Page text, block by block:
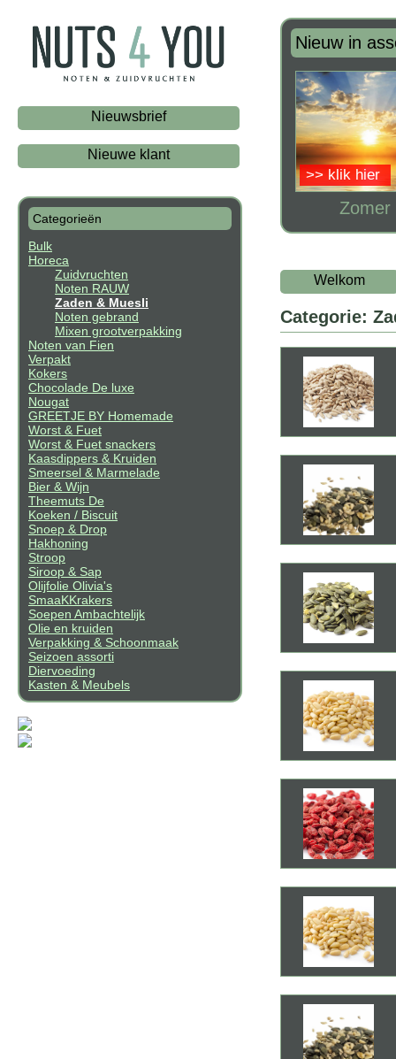
Nieuwsbrief
Nieuwe klant
Categorieën
Bulk
Horeca
Zuidvruchten
Noten RAUW
Zaden & Muesli
Noten gebrand
Mixen grootverpakking
Noten van Fien
Verpakt
Kokers
Chocolade De luxe
Nougat
GREETJE BY Homemade
Worst & Fuet
Worst & Fuet snackers
Kaasdippers & Kruiden
Smeersel & Marmelade
Bier & Wijn
Theemuts De
Koeken / Biscuit
Snoep & Drop
Hakhoning
Stroop
Siroop & Sap
Olijfolie Olivia's
SmaaKKrakers
Soepen Ambachtelijk
Olie en kruiden
Verpakking & Schoonmaak
Seizoen assorti
Diervoeding
Kasten & Meubels
Nieuw in
Zomer
>> klik hier
Welkom
Categorie: